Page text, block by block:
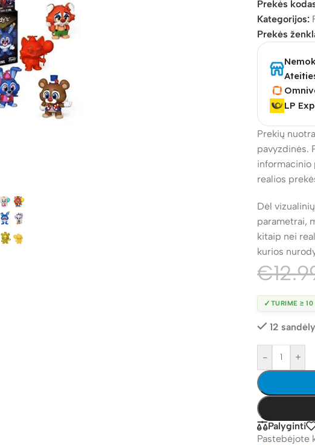
Prekės
Kategorijos:
Prekės
LP
Prekių
pavyzdinės.
informacinio
realios
Dėl
parametrai,
kitaip nei
kurios
€
✓ TURIME ≥ 10
12
- +
Palyginti
Pastebėjote